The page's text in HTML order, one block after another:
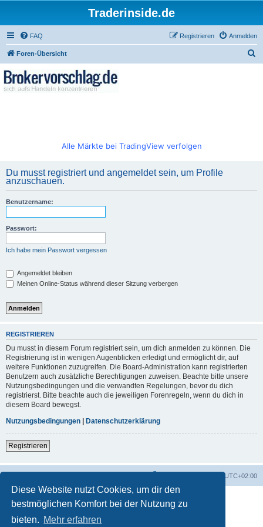
Diese Website nutzt Cookies, um dir den
bestmöglichen Komfort bei der Nutzung zu
bieten. Mehr erfahren
Traderinside.de
FAQ Anmelden
Registrieren
Foren-Übersicht
Alle Märkte bei TradingView verfolgen
Du musst registriert und angemeldet sein, um Profile
anzuschauen.
Benutzername:
Passwort:
Ich habe mein Passwort vergessen
Angemeldet bleiben
Meinen Online-Status während dieser Sitzung verbergen
REGISTRIEREN
Du musst in diesem Forum registriert sein, um dich anmelden zu können. Die
Registrierung ist in wenigen Augenblicken erledigt und ermöglicht dir, auf
weitere Funktionen zuzugreifen. Die Board-Administration kann registrierten
Benutzern auch zusätzliche Berechtigungen zuweisen. Beachte bitte unsere
Nutzungsbedingungen und die verwandten Regelungen, bevor du dich
registrierst. Bitte beachte auch die jeweiligen Forenregeln, wenn du dich in
diesem Board bewegst.
Nutzungsbedingungen | Datenschutzerklärung
Registrieren
UTC+02:00